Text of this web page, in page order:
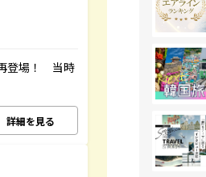
登場！ 当時
詳細を見る